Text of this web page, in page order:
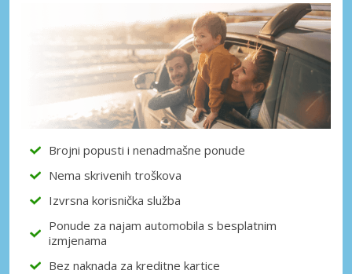
Brojni popusti i nenadmašne ponude
Nema skrivenih troškova
Izvrsna korisnička služba
Ponude za najam automobila s besplatnim
izmjenama
Bez naknada za kreditne kartice